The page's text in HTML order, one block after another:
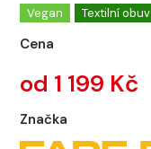
Vegan Textilní obuv
Cena
od 1 199 Kč
Značka